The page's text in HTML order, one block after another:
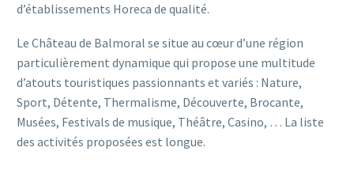
d’établissements Horeca de qualité.
Le Château de Balmoral se situe au cœur d’une région
particulièrement dynamique qui propose une multitude
d’atouts touristiques passionnants et variés : Nature,
Sport, Détente, Thermalisme, Découverte, Brocante,
Musées, Festivals de musique, Théâtre, Casino, … La liste
des activités proposées est longue.